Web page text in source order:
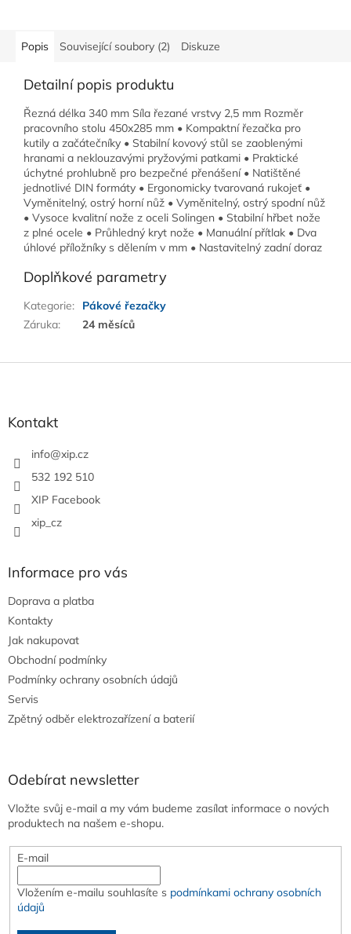
Popis Související soubory (2) Diskuze
Detailní popis produktu
Řezná délka 340 mm Síla řezané vrstvy 2,5 mm Rozměr
pracovního stolu 450x285 mm • Kompaktní řezačka pro
kutily a začátečníky • Stabilní kovový stůl se zaoblenými
hranami a neklouzavými pryžovými patkami • Praktické
úchytné prohlubně pro bezpečné přenášení • Natištěné
jednotlivé DIN formáty • Ergonomicky tvarovaná rukojeť •
Vyměnitelný, ostrý horní nůž • Vyměnitelný, ostrý spodní nůž
• Vysoce kvalitní nože z oceli Solingen • Stabilní hřbet nože
z plné ocele • Průhledný kryt nože • Manuální přítlak • Dva
úhlové příložníky s dělením v mm • Nastavitelný zadní doraz
Doplňkové parametry
Kategorie:
Pákové řezačky
Záruka: 24 měsíců
Kontakt
info@xip.cz
532 192 510
XIP Facebook
xip_cz
Informace pro vás
Doprava a platba
Kontakty
Jak nakupovat
Obchodní podmínky
Podmínky ochrany osobních údajů
Servis
Zpětný odběr elektrozařízení a baterií
Odebírat newsletter
Vložte svůj e-mail a my vám budeme zasílat informace o nových
produktech na našem e-shopu.
E-mail
Vložením e-mailu souhlasíte s podmínkami ochrany osobních
údajů